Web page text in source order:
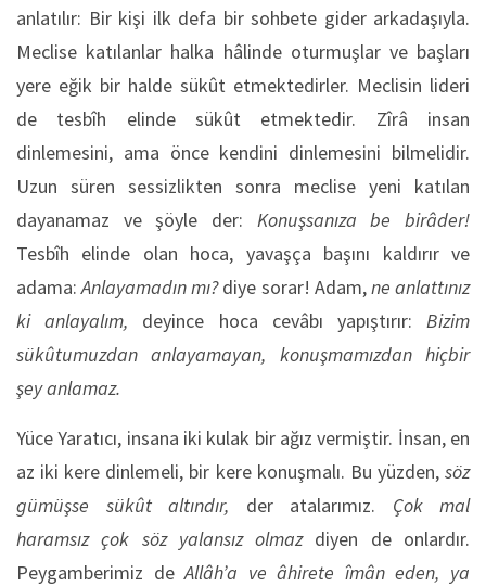
anlatılır: Bir kişi ilk defa bir sohbete gider arkadaşıyla.
Meclise katılanlar halka hâlinde oturmuşlar ve başları
yere eğik bir halde sükût etmektedirler. Meclisin lideri
de tesbîh elinde sükût etmektedir. Zîrâ insan
dinlemesini, ama önce kendini dinlemesini bilmelidir.
Uzun süren sessizlikten sonra meclise yeni katılan
dayanamaz ve şöyle der: Konuşsanıza be birâder!
Tesbîh elinde olan hoca, yavaşça başını kaldırır ve
adama:Anlayamadın mı?diye sorar! Adam,ne anlattınız
ki anlayalım, deyince hoca cevâbı yapıştırır:Bizim
sükûtumuzdan anlayamayan, konuşmamızdan hiçbir
şey anlamaz.
Yüce Yaratıcı, insana iki kulak bir ağız vermiştir. İnsan, en
az iki kere dinlemeli, bir kere konuşmalı. Bu yüzden, söz
gümüşse sükût altındır, der atalarımız. Çok mal
haramsız çok söz yalansız olmaz diyen de onlardır.
Peygamberimiz deAllâh’a ve âhirete îmân eden, ya